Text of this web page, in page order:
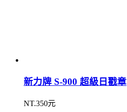
新力牌 S-900 超級日戳章
NT.350元